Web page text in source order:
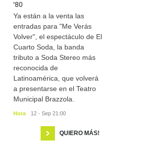
'80
Ya están a la venta las
entradas para "Me Verás
Volver", el espectáculo de El
Cuarto Soda, la banda
tributo a Soda Stereo más
reconocida de
Latinoamérica, que volverá
a presentarse en el Teatro
Municipal Brazzola.
Hora 12 - Sep 21:00
QUIERO MÁS!